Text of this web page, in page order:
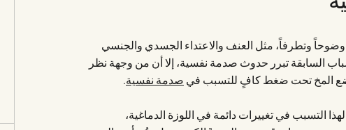
وضوحاً وتطرفاً، مثل العنف والاعتداء الجسدي والجنسي
السابقة تبرر حدوث صدمة نفسية، إلا أن من وجهة نظر
المخ تحت ضغط كافٍ للتسبب في صدمة نفسية.
التسبب في تغييرات دائمة في اللوزة الدماغية،